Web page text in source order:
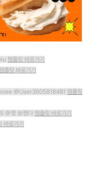
템플릿 바로가기
템플릿 바로가기
@User3605818481 템플릿
@맹 @쩜다 템플릿 바로가기
바로가기